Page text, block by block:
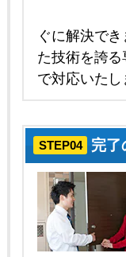
ぐに解決で
た技術を誇
で対応いたし
STEP04 完了